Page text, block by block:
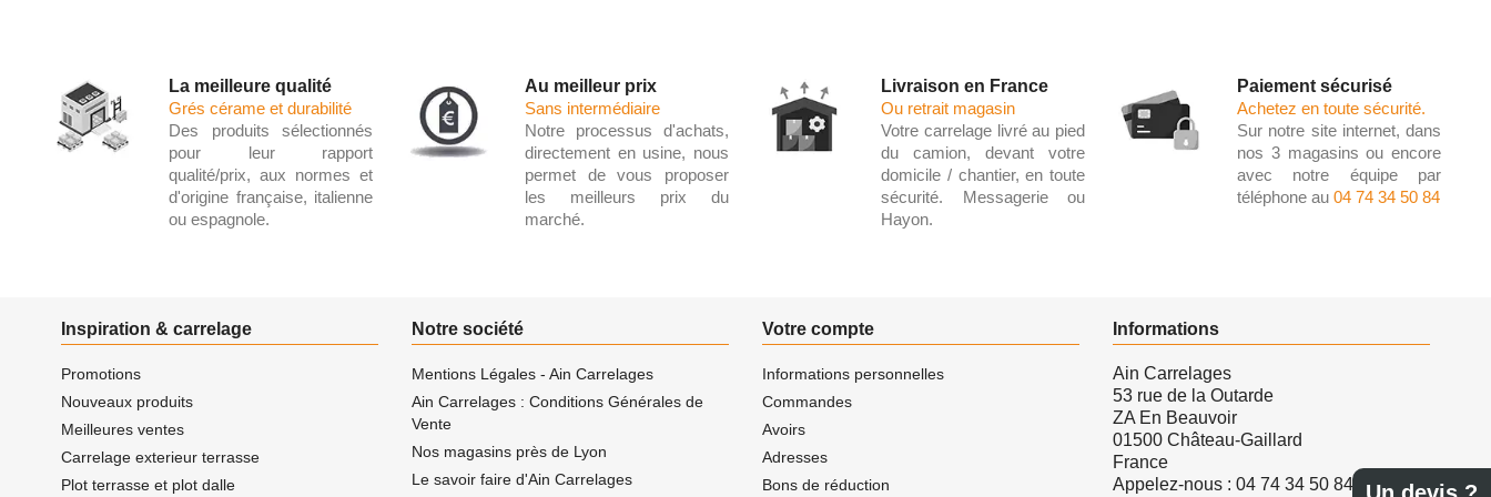
La meilleure qualité
Grés cérame et durabilité
Des produits sélectionnés
pour leur rapport
qualité/prix, aux normes et
d'origine française, italienne
ou espagnole.
Au meilleur prix
Sans intermédiaire
Notre processus d'achats,
directement en usine, nous
permet de vous proposer
les meilleurs prix du
marché.
Livraison en France
Ou retrait magasin
Votre carrelage livré au pied
du camion, devant votre
domicile / chantier, en toute
sécurité. Messagerie ou
Hayon.
Paiement sécurisé
Achetez en toute sécurité.
Sur notre site internet, dans
nos 3 magasins ou encore
avec notre équipe par
téléphone au 04 74 34 50 84
Inspiration & carrelage
Promotions
Nouveaux produits
Meilleures ventes
Carrelage exterieur terrasse
Plot terrasse et plot dalle
Notre société
Mentions Légales - Ain Carrelages
Ain Carrelages : Conditions Générales de
Vente
Nos magasins près de Lyon
Le savoir faire d'Ain Carrelages
Votre compte
Informations personnelles
Commandes
Avoirs
Adresses
Bons de réduction
Informations
Ain Carrelages
53 rue de la Outarde
ZA En Beauvoir
01500 Château-Gaillard
France
Appelez-nous : 04 74 34 50 84